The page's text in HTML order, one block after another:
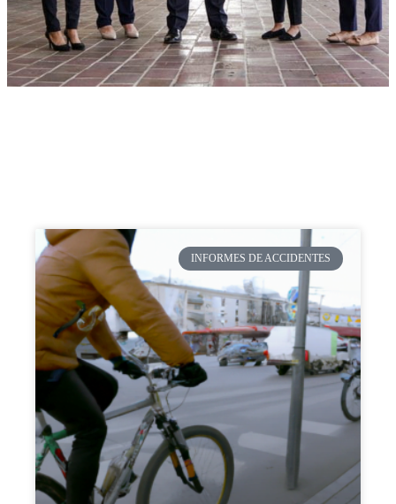
INFORMES DE ACCIDENTES